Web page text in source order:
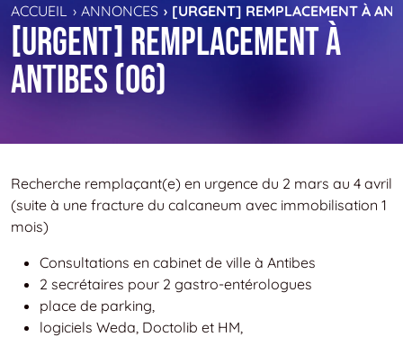
ACCUEIL ANNONCES [URGENT] REMPLACEMENT À
[Urgent] Remplacement à
antibes (06)
Recherche remplaçant(e) en urgence du 2 mars au 4 avril
(suite à une fracture du calcaneum avec immobilisation 1
mois)
Consultations en cabinet de ville à Antibes
2 secrétaires pour 2 gastro-entérologues
place de parking,
logiciels Weda, Doctolib et HM,